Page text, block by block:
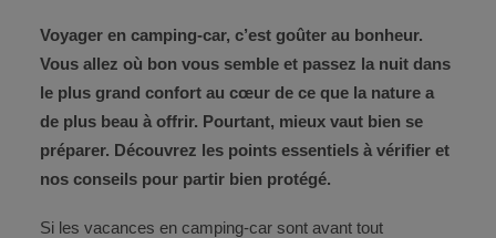
ESPACE CLIENT
Voyager en camping-car, c’est goûter au bonheur.
Vous allez où bon vous semble et passez la nuit dans
le plus grand confort au cœur de ce que la nature a
de plus beau à offrir. Pourtant, mieux vaut bien se
préparer. Découvrez les points essentiels à vérifier et
nos conseils pour partir bien protégé.
Si les vacances en camping-car sont avant tout